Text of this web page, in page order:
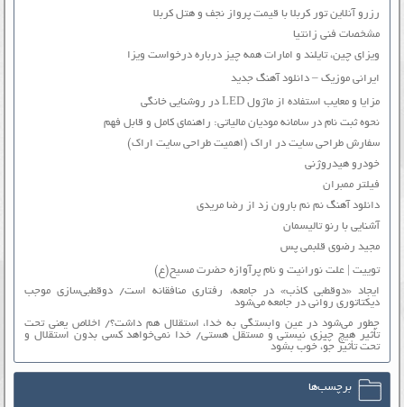
رزرو آنلاین تور کربلا با قیمت پرواز نجف و هتل کربلا
مشخصات فنی زانتیا
ویزای چین، تایلند و امارات همه چیز درباره درخواست ویزا
ایرانی موزیک – دانلود آهنگ جدید
مزایا و معایب استفاده از ماژول LED در روشنایی خانگی
نحوه ثبت نام در سامانه مودیان مالیاتی: راهنمای کامل و قابل فهم
سفارش طراحی سایت در اراک (اهمیت طراحی سایت اراک)
خودرو هیدروژنی
فیلتر ممبران
دانلود آهنگ نم نم بارون زد از رضا مریدی
آشنایی با رنو تالیسمان
مجید رضوی قلبمی پس
توییت | علت نورانیت و نام پرآوازه حضرت مسیح(ع)
ایجاد «دوقطبی کاذب» در جامعه، رفتاری منافقانه است/ دوقطبی‌سازی موجب
دیکتاتوری روانی در جامعه می‌شود
چطور می‌شود در عین وابستگی به خدا، استقلال هم داشت؟/ اخلاص یعنی تحت
تأثیر هیچ چیزی نیستی و مستقل هستی/ خدا نمی‌خواهد کسی بدون استقلال و
تحت تأثیر جوّ، خوب بشود
برچسب‌ها